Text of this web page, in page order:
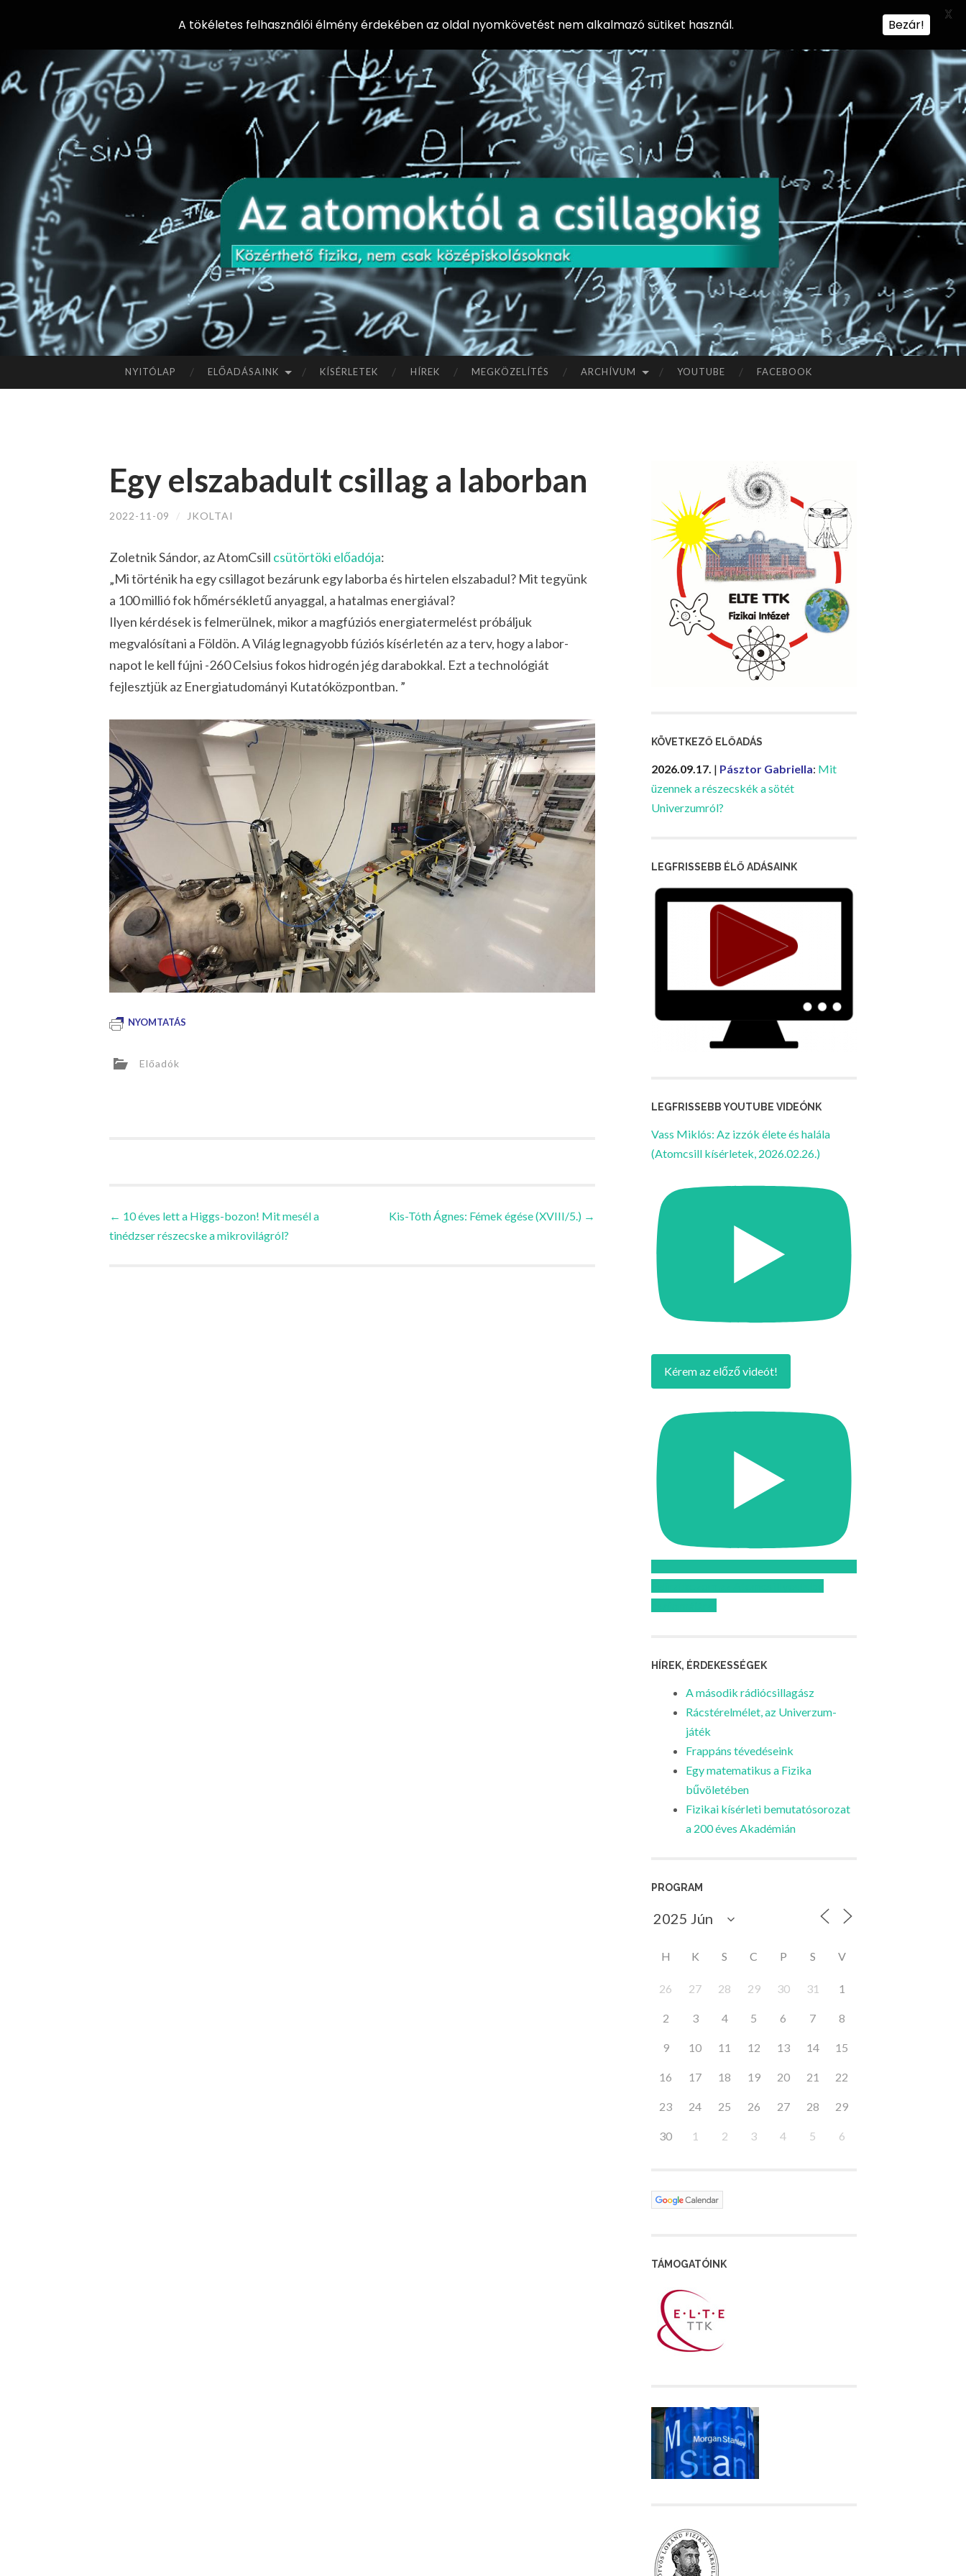
AZ
AT
OM
OK
TÓ
L A
AG
Előadássorozat
középiskolásoknak
az ELTE
Természettudományi
Kar Fizikai
Intézetében
A
NYITÓLAP ELŐADÁSAINK KÍSÉRLETEK HÍREK MEGKÖZELÍTÉS ARCHÍVUM YOUTUBE FACEBOOK
Egy elszabadult csillag a laborban
2022-11-09 / JKOLTAI
Zoletnik Sándor, az AtomCsill csütörtöki előadója:
„Mi történik ha egy csillagot bezárunk egy laborba és hirtelen elszabadul? Mit tegyünk
a 100 millió fok hőmérsékletű anyaggal, a hatalmas energiával?
Ilyen kérdések is felmerülnek, mikor a magfúziós energiatermelést próbáljuk
megvalósítani a Földön. A Világ legnagyobb fúziós kísérletén az a terv, hogy a labor-
napot le kell fújni -260 Celsius fokos hidrogén jég darabokkal. Ezt a technológiát
fejlesztjük az Energiatudományi Kutatóközpontban. ”
NYOMTATÁS
Előadók
Bejegyzések
← 10 éves lett a Higgs-bozon! Mit mesél a
tinédzser részecske a mikrovilágról?
Kis-Tóth Ágnes: Fémek égése (XVIII/5.) →
KÖVETKEZŐ ELŐADÁS
2026.09.17. | Pásztor Gabriella: Mit
üzennek a részecskék a sötét
Univerzumról?
LEGFRISSEBB ÉLŐ ADÁSAINK
LEGFRISSEBB YOUTUBE VIDEÓNK
Vass Miklós: Az izzók élete és halála
(Atomcsill kísérletek, 2026.02.26.)
Kérem az előző videót!
HÍREK, ÉRDEKESSÉGEK
A második rádiócsillagász
Rácstérelmélet, az Univerzum-
játék
Frappáns tévedéseink
Egy matematikus a Fizika
bűvöletében
Fizikai kísérleti bemutatósorozat
a 200 éves Akadémián
PROGRAM
H K S C P S V
26 27 28 29 30 31 1
2 3 4 5 6 7 8
9 10 11 12 13 14 15
16 17 18 19 20 21 22
23 24 25 26 27 28 29
30 1 2 3 4 5 6
TÁMOGATÓINK
A tökéletes felhasználói élmény érdekében az oldal nyomkövetést nem alkalmazó sütiket használ. Bezár!
X